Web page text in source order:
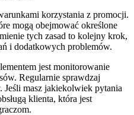
korzystania z promocji.
mogą obejmować określone
tych zasad to kolejny krok,
i dodatkowych problemów.
jest monitorowanie
Regularnie sprawdzaj
Jeśli masz jakiekolwiek pytania
klienta, która jest